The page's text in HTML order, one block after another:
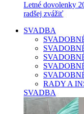
Letné dovolenky
radšej zvážiť
SVADBA
RADY A
SVADBA